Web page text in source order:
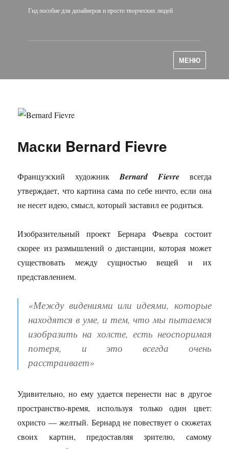
Гид пособие для дизайнеров и просто творческих людей
МЕНЮ
Маски Bernard Fievre
Французский художник Bernard Fievreвсегда
утверждает, что картина сама по себе ничто, если она
не несет идею, смысл, который заставил ее родиться.
Изобразительный проект Бернара Фьевра состоит
скорее из размышлений о дистанции, которая может
существовать между сущностью вещей и их
представлением.
«Между видениями или идеями, которые
находятся в уме, и тем, что мы пытаемся
изобразить на холсте, есть неоспоримая
потеря, и этовсегда очень
расстраивает»
Удивительно, но ему удается перенести нас в другое
пространство-время, используя только один цвет:
охристо — желтый. Бернард не повествует о сюжетах
своих картин, предоставляя зрителю, самому